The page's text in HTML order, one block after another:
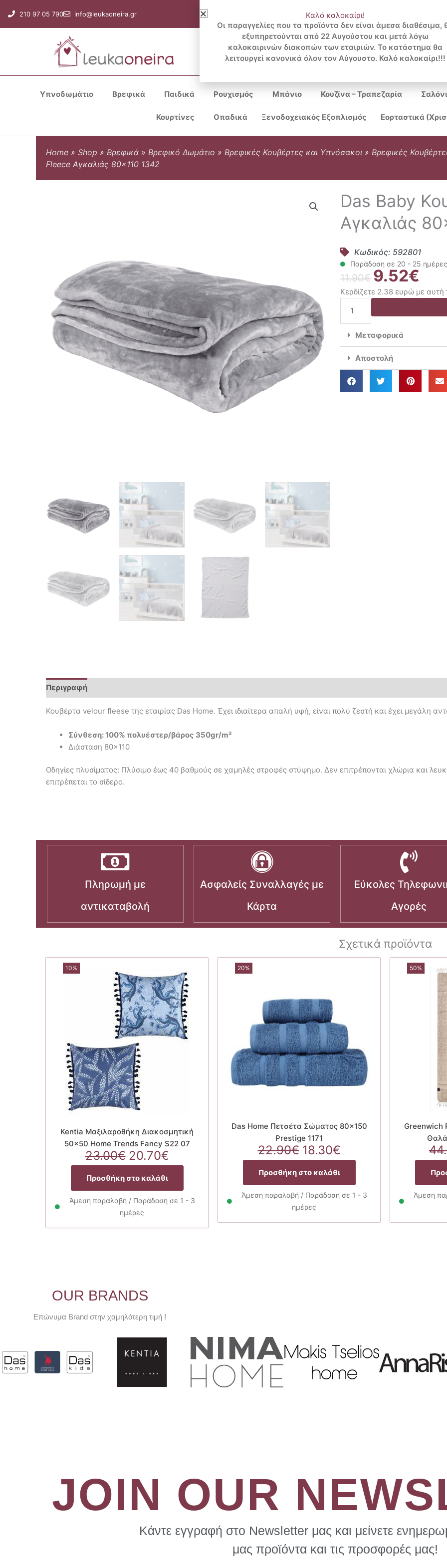
στο
περιεχόμενο
210 97 05 790 info@leukaoneira.gr
Search
...
Υπνοδωμάτιο Βρεφικά Παιδικά Ρουχισμός Μπάνιο Κουζίνα – Τραπεζαρία Σαλόνι
Κουρτίνες Οπαδικά Ξενοδοχειακός Εξοπλισμός Εορταστικά
Home » Shop » Βρεφικά » Βρεφικό Δωμάτιο » Βρεφικές Κουβέρτες και Υπνόσακοι » Βρεφικές
Fleece Αγκαλιάς 80×110 1342
Das Baby
Αγκαλιάς
Κωδικός: 592801
Παράδοση σε 20 - 25 ημέρες
11.90€ Original
price
was:
9.52€
τιμή
Κερδίζετε 2.38 ευρώ με
Baby
Κουβέρτα
Velour
Αγκαλιάς
80x110
1342
Μεταφορικά
Αποστολή
Περιγραφή
Κουβέρτα velour fleese της εταιρίας Das Home. Έχει ιδιαίτερα απαλή υφή, είναι πολύ ζεστή και έχει μεγάλη
Σύνθεση: 100% πολυέστερ/βάρος 350gr/m²
Διάσταση 80×110
Οδηγίες πλυσίματος: Πλύσιμο έως 40 βαθμούς σε χαμηλές στροφές στύψημο. Δεν επιτρέπονται χλώρια και
επιτρέπεται το σίδερο.
Πληρωμή με
αντικαταβολή
Ασφαλείς Συναλλαγές με
Κάρτα
Εύκολες
Αγορές
Σχετικά προϊόντα
10%
Kentia Μαξιλαροθήκη Διακοσμητική
50×50 Home Trends Fancy S22 07
23.00€ Original
price
was:
23.00€.
20.70€Η
τρέχουσα
είναι:
20.70€.
Προσθήκη στο καλάθι
Άμεση παραλαβή / Παράδοση σε 1 - 3
ημέρες
20%
Das Home Πετσέτα Σώματος 80×150
Prestige 1171
22.90€ Original
price
was:
22.90€.
18.30€Η
τρέχουσα
τιμή
είναι:
18.30€.
Προσθήκη στο καλάθι
Άμεση παραλαβή / Παράδοση σε 1 - 3
ημέρες
50%
Greenwich
Άμεση
OUR BRANDS
Επώνυμα Brand στην χαμηλότερη τιμή !
JOIN OUR
Κάντε εγγραφή στο Newsletter μας και μείνετε
μας προϊόντα και τις προσφορές μας!
Καλό καλοκαίρι!
Οι παραγγελίες που τα προϊόντα δεν είναι άμεσα διαθέσιμα,
εξυπηρετούνται από 22 Αυγούστου και μετά λόγω
καλοκαιρινών διακοπών των εταιριών. Το κατάστημα θα
λειτουργεί κανονικά όλον τον Αύγουστο. Καλό καλοκαίρι!!!